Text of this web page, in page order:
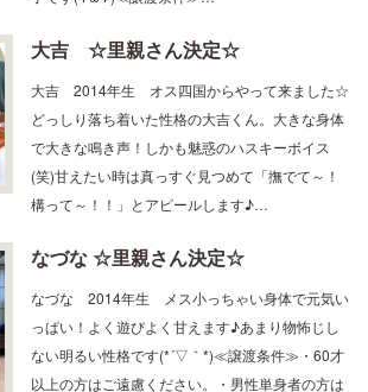
大吉 ☆里親さん決定☆
大吉 2014年生 オス四国からやって来ました☆
どっしり落ち着いた性格の大吉くん。大きな身体
で大きな鳴き声！しかも魅惑のハスキーボイス
(笑)甘えたい時は真っすぐ見つめて「撫でて～！
構って～！！」とアピールします♪…
なづな ☆里親さん決定☆
なづな 2014年生 メス小っちゃい身体で元気い
っぱい！よく遊びよく甘えます♪あまり物怖じし
ない明るい性格です(*´▽｀*)≪譲渡条件≫・60才
以上の方はご遠慮ください。・男性単身者の方は